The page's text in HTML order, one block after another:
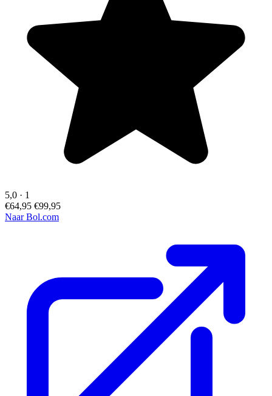
5,0 · 1
€64,95 €99,95
Naar Bol.com